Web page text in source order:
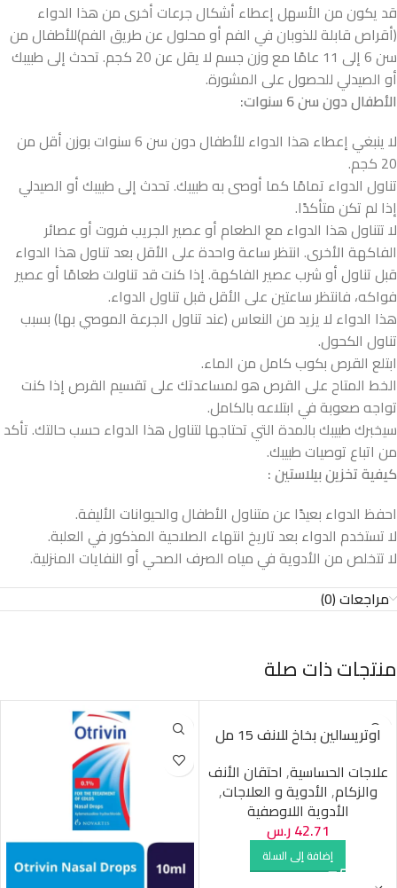
قد يكون من الأسهل إعطاء أشكال جرعات أخرى من هذا الدواء
(أقراص قابلة للذوبان في الفم أو محلول عن طريق الفم)للأطفال من
سن 6 إلى 11 عامًا مع وزن جسم لا يقل عن 20 كجم. تحدث إلى طبيبك
أو الصيدلي للحصول على المشورة.
الأطفال دون سن 6 سنوات
:
لا ينبغي إعطاء هذا الدواء للأطفال دون سن 6 سنوات بوزن أقل من
20 كجم.
تناول الدواء تمامًا كما أوصى به طبيبك. تحدث إلى طبيبك أو الصيدلي
إذا لم تكن متأكدًا.
لا تتناول هذا الدواء مع الطعام أو عصير الجريب فروت أو عصائر
الفاكهة الأخرى. انتظر ساعة واحدة على الأقل بعد تناول هذا الدواء
قبل تناول أو شرب عصير الفاكهة. إذا كنت قد تناولت طعامًا أو عصير
فواكه، فانتظر ساعتين على الأقل قبل تناول الدواء.
هذا الدواء لا يزيد من النعاس (عند تناول الجرعة الموصي بها) بسبب
تناول الكحول.
ابتلع القرص بكوب كامل من الماء.
الخط المتاح على القرص هو لمساعدتك على تقسيم القرص إذا كنت
تواجه صعوبة في ابتلاعه بالكامل.
سيخبرك طبيبك بالمدة التي تحتاجها لتناول هذا الدواء حسب حالتك. تأكد
من اتباع توصيات طبيبك.
كيفية تخزين بيلاستين:
احفظ الدواء بعيدًا عن متناول الأطفال والحيوانات الأليفة.
لا تستخدم الدواء بعد تاريخ انتهاء الصلاحية المذكور في العلبة.
لا تتخلص من الأدوية في مياه الصرف الصحي أو النفايات المنزلية.
مراجعات (0)
منتجات ذات صلة
اوتريسالين بخاخ للانف 15 مل
علاجات الحساسية, احتقان الأنف
والزكام, الأدوية و العلاجات,
الأدوية اللاوصفية
42.71ر.س
إضافة إلى السلة